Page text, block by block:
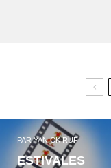
PARYANICK RUF
ESTIVALES